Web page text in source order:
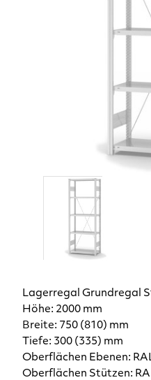
Lagerregal Grundregal
Höhe: 2000 mm
Breite: 750 (810) mm
Tiefe: 300 (335) mm
Oberflächen Ebenen:
Oberflächen Stützen: